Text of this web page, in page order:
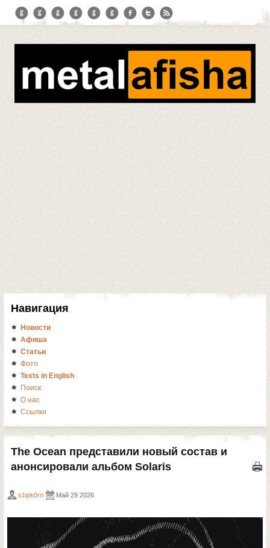
Навигация
Новости
Афиша
Статьи
Фото
Texts in English
Поиск
О нас
Ссылки
The Ocean представили новый состав и
анонсировали альбом Solaris
s1ipk0rn Май 29 2026